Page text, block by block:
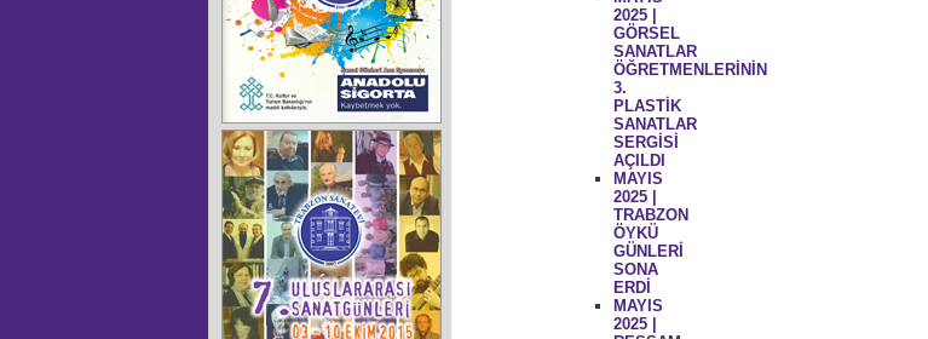
2025 |
GÖRSEL
SANATLAR
ÖĞRETMENLERİNİN
3.
PLASTİK
SANATLAR
SERGİSİ
AÇILDI
MAYIS
2025 |
TRABZON
ÖYKÜ
GÜNLERİ
SONA
ERDİ
MAYIS
2025 |